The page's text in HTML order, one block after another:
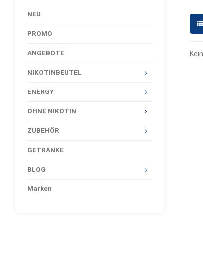
NEU
PROMO
ANGEBOTE
NIKOTINBEUTEL
ENERGY
OHNE NIKOTIN
ZUBEHÖR
GETRÄNKE
BLOG
Marken